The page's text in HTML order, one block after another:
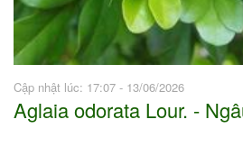
Cập nhật lúc: 17:07 - 13/06/2026
Aglaia odorata Lour. -